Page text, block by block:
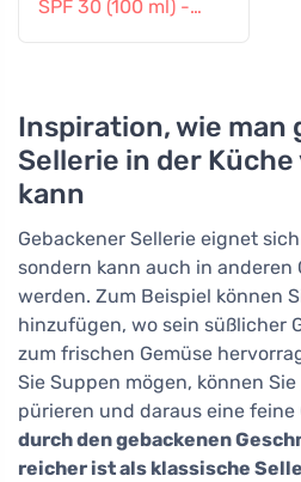
SPF 30 (100 ml) -
Inspiration, wie man
Sellerie in der
kann
Gebackener Sellerie eignet
sondern kann auch in
werden. Zum Beispiel können
hinzufügen, wo sein süßlicher
zum frischen Gemüse
Sie Suppen mögen, können
pürieren und daraus eine feine
durch den gebackenen
reicher ist als klassische